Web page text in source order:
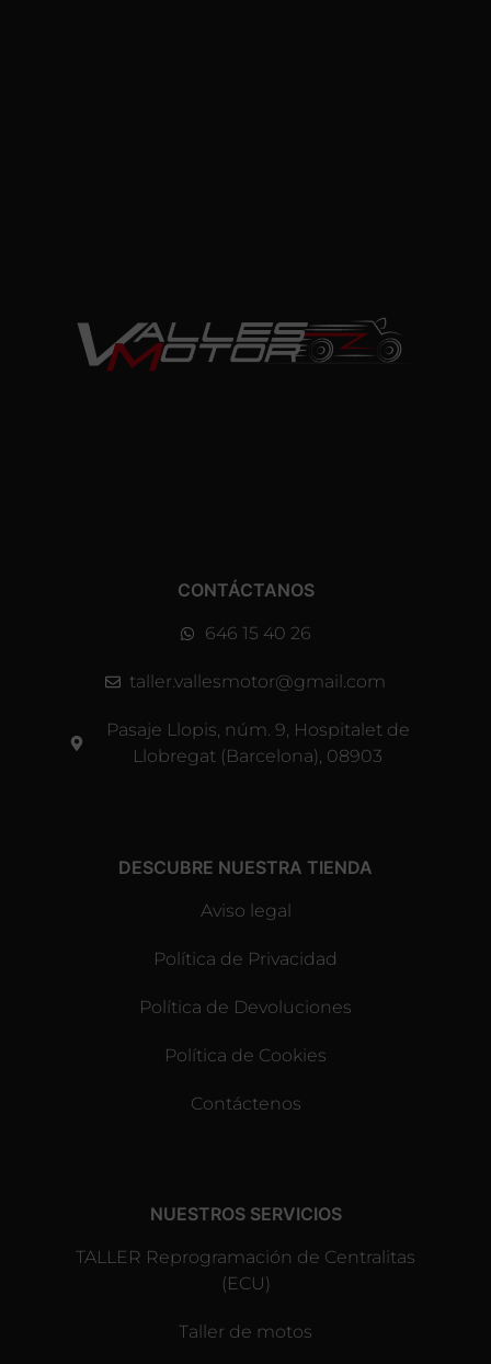
CONTÁCTANOS
646 15 40 26
taller.vallesmotor@gmail.com
Pasaje Llopis, núm. 9, Hospitalet de
Llobregat (Barcelona), 08903
DESCUBRE NUESTRA TIENDA
Aviso legal
Política de Privacidad
Política de Devoluciones
Política de Cookies
Contáctenos
NUESTROS SERVICIOS
TALLER Reprogramación de Centralitas
(ECU)
Taller de motos